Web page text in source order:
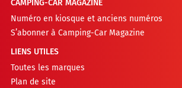
CAMPING-CAR MAGAZINE
Numéro en kiosque et anciens numéros
S’abonner à Camping-Car Magazine
LIENS UTILES
Toutes les marques
Plan de site